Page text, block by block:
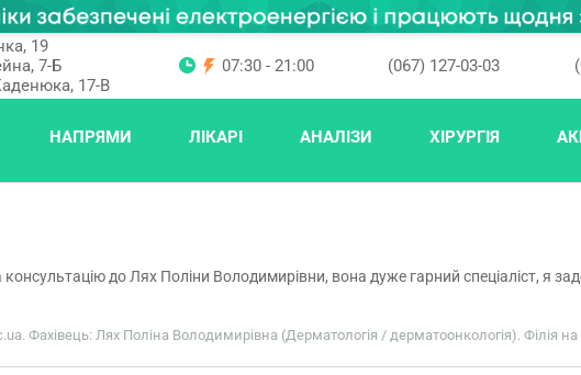
до Лях Поліни Володимирівни, вона дуже гарний спеціаліст, я
Фахівець: Лях Поліна Володимирівна (Дерматологія / дерматоонкологія). Філія на
19
7-Б
17-В
07:30 - 21:00 (067) 127-03-03
НАПРЯМИ ЛІКАРІ АНАЛІЗИ ХІРУРГІЯ